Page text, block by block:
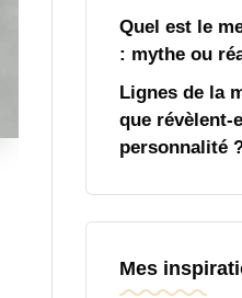
Quel est le
: mythe ou
Lignes de la
que révèlent-
personnalité
Mes